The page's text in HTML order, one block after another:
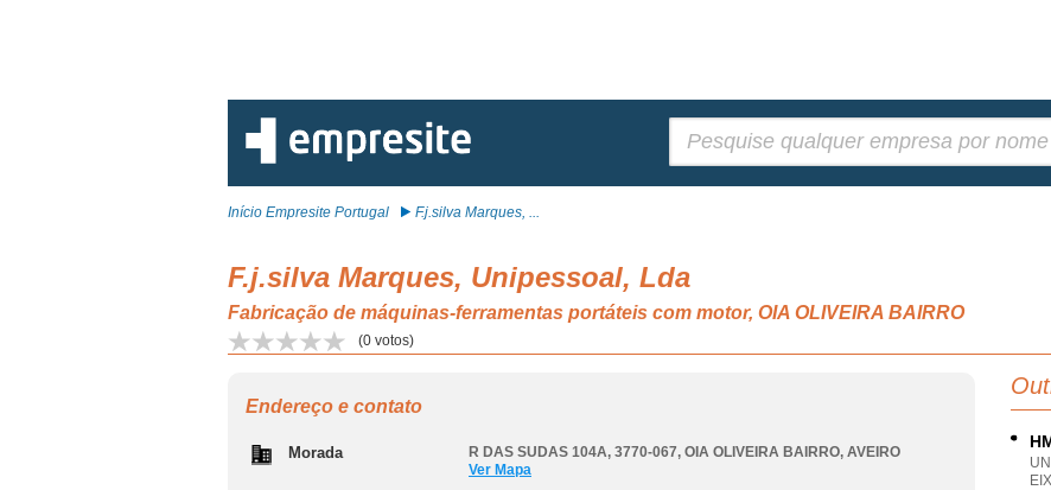
Início Empresite Portugal F.j.silva Marques, ...
F.j.silva Marques, Unipessoal, Lda
Fabricação de máquinas-ferramentas portáteis com motor, OIA OLIVEIRA BAIRRO
(0 votos)
Endereço e contato
Morada R DAS SUDAS 104A, 3770-067, OIA OLIVEIRA BAIRRO, AVEIRO
Ver Mapa